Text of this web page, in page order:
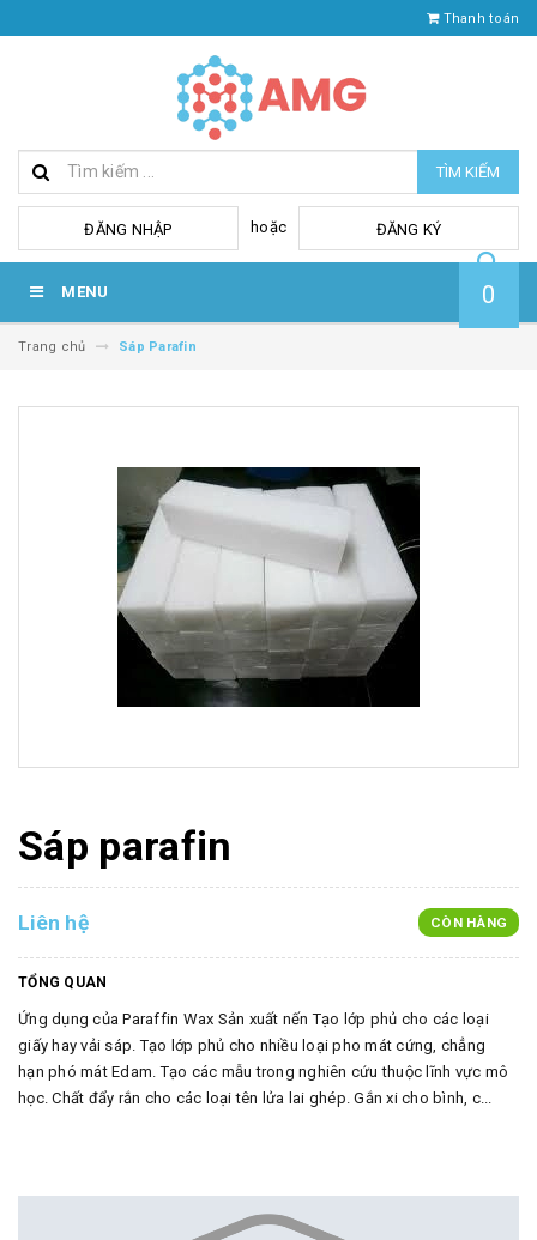
Thanh toán
TÌM KIẾM
ĐĂNG NHẬP hoặc ĐĂNG KÝ
MENU 0
Trang chủ Sáp Parafin
Sáp parafin
Liên hệ CÒN HÀNG
TỔNG QUAN
Ứng dụng của Paraffin Wax Sản xuất nến Tạo lớp phủ cho các loại
giấy hay vải sáp. Tạo lớp phủ cho nhiều loại pho mát cứng, chẳng
hạn phó mát Edam. Tạo các mẫu trong nghiên cứu thuộc lĩnh vực mô
học. Chất đẩy rắn cho các loại tên lửa lai ghép. Gắn xi cho bình, c...